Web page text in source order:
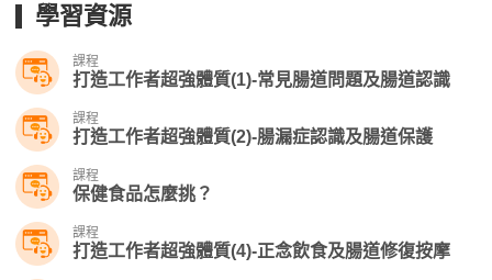
學習資源
課程
打造工作者超強體質(1)-常見腸道問題及腸道認識
課程
打造工作者超強體質(2)-腸漏症認識及腸道保護
課程
保健食品怎麼挑？
課程
打造工作者超強體質(4)-正念飲食及腸道修復按摩